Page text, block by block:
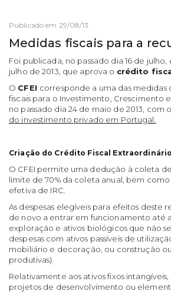
Publicado em 29/08/13
Medidas fiscais para a
Foi publicada, no passado dia 16 de julho,
julho de 2013, que aprova o cré­dito
O CFEI corresponde a uma das
fiscais para o Investimento, Crescimento
no passado dia 24 de maio de 2013, com o
do investimento privado em Portugal.
Criação do Crédito Fiscal
O CFEI permite uma dedução à coleta
limite de 70% da coleta anual, bem
efetiva de IRC.
As despesas elegíveis para efeitos deste
de novo a entrar em fun­cionamento até
exploração e ativos biológicos que não
despesas com ativos passíveis de
mobiliário e decoração, ou construção
pro­dutivas).
Relativamente aos ativos fixos
projetos de desenvolvimento ou